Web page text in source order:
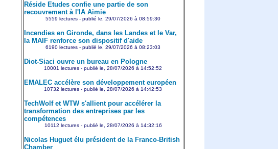
Réside Etudes confie une partie de son
recouvrement à l'IA Aimie
5559 lectures - publié le, 29/07/2026 à 08:59:30
Incendies en Gironde, dans les Landes et le Var,
la MAIF renforce son dispositif d'aide
6190 lectures - publié le, 29/07/2026 à 08:23:03
Diot-Siaci ouvre un bureau en Pologne
10001 lectures - publié le, 28/07/2026 à 14:52:52
EMALEC accélère son développement européen
10732 lectures - publié le, 28/07/2026 à 14:42:53
TechWolf et WTW s'allient pour accélérer la
transformation des entreprises par les
compétences
10112 lectures - publié le, 28/07/2026 à 14:32:16
Nicolas Huguet élu président de la Franco-British
Chamber